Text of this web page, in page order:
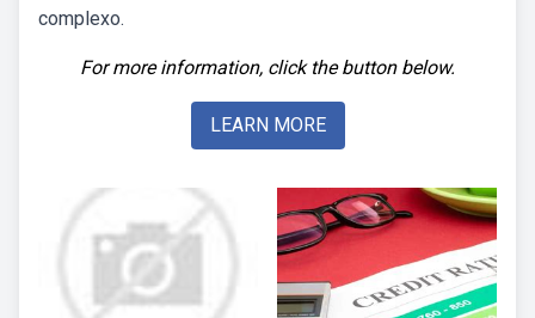
complexo.
For more information, click the button below.
LEARN MORE